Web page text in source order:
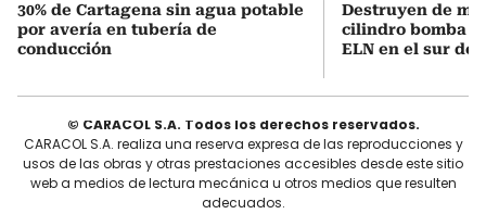
30% de Cartagena sin agua potable
por avería en tubería de
conducción
Destruyen de
cilindro bomba
ELN en el sur de
© CARACOL S.A. Todos los derechos reservados.
CARACOL S.A. realiza una reserva expresa de las reproducciones y
usos de las obras y otras prestaciones accesibles desde este sitio
web a medios de lectura mecánica u otros medios que resulten
adecuados.